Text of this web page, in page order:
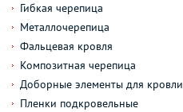
Гибкая черепица
Металлочерепица
Фальцевая кровля
Композитная черепица
Доборные элементы для кровли
Пленки подкровельные